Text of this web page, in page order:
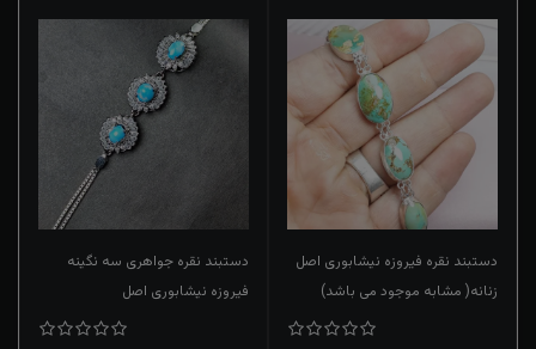
دستبند نقره فیروزه نیشابوری اصل
زنانه( مشابه موجود می باشد)
دستبند نقره جواهری سه نگینه
فیروزه نیشابوری اصل